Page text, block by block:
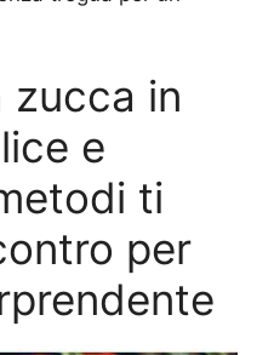
zucca in
e
ti
per